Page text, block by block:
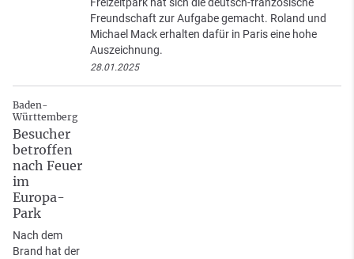
Freizeitpark hat sich die deutsch-französische
Freundschaft zur Aufgabe gemacht. Roland und
Michael Mack erhalten dafür in Paris eine hohe
Auszeichnung.
28.01.2025
Baden-
Württemberg
Besucher
betroffen
nach Feuer
im
Europa-
Park
Nach dem
Brand hat der